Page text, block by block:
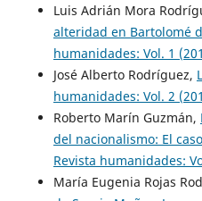
Luis Adrián Mora
alteridad en Bartolomé
humanidades: Vol. 1
José Alberto Rodríguez,
humanidades: Vol. 2
Roberto Marín Guzmán,
del nacionalismo: El
Revista humanidades:
María Eugenia Rojas